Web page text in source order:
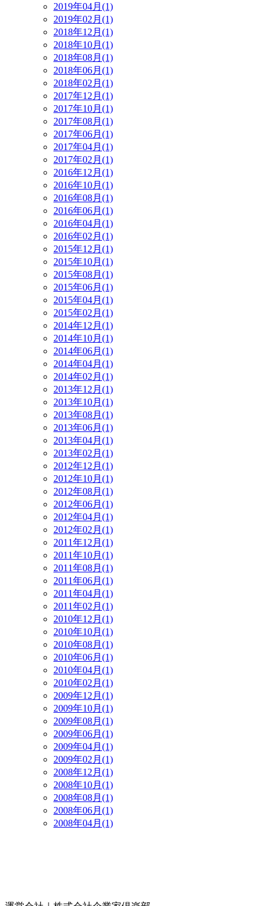
2019年04月(1)
2019年02月(1)
2018年12月(1)
2018年10月(1)
2018年08月(1)
2018年06月(1)
2018年02月(1)
2017年12月(1)
2017年10月(1)
2017年08月(1)
2017年06月(1)
2017年04月(1)
2017年02月(1)
2016年12月(1)
2016年10月(1)
2016年08月(1)
2016年06月(1)
2016年04月(1)
2016年02月(1)
2015年12月(1)
2015年10月(1)
2015年08月(1)
2015年06月(1)
2015年04月(1)
2015年02月(1)
2014年12月(1)
2014年10月(1)
2014年06月(1)
2014年04月(1)
2014年02月(1)
2013年12月(1)
2013年10月(1)
2013年08月(1)
2013年06月(1)
2013年04月(1)
2013年02月(1)
2012年12月(1)
2012年10月(1)
2012年08月(1)
2012年06月(1)
2012年04月(1)
2012年02月(1)
2011年12月(1)
2011年10月(1)
2011年08月(1)
2011年06月(1)
2011年04月(1)
2011年02月(1)
2010年12月(1)
2010年10月(1)
2010年08月(1)
2010年06月(1)
2010年04月(1)
2010年02月(1)
2009年12月(1)
2009年10月(1)
2009年08月(1)
2009年06月(1)
2009年04月(1)
2009年02月(1)
2008年12月(1)
2008年10月(1)
2008年08月(1)
2008年06月(1)
2008年04月(1)